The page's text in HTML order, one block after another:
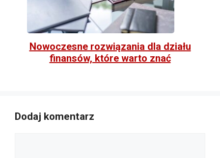
Nowoczesne rozwiązania dla działu
finansów, które warto znać
Dodaj komentarz